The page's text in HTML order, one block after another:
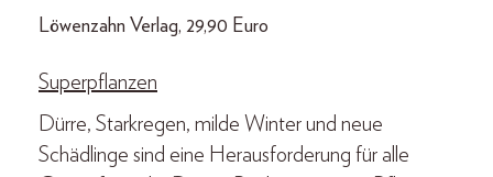
Löwenzahn Verlag, 29,90 Euro
Superpflanzen
Dürre, Starkregen, milde Winter und neue
Schädlinge sind eine Herausforderung für alle